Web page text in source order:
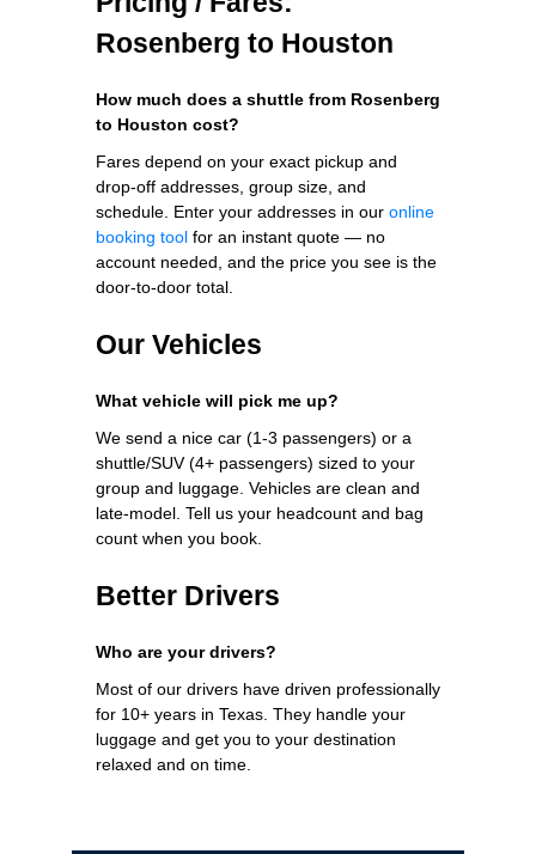
Rosenberg to Houston
How much does a shuttle from Rosenberg
to Houston cost?
Fares depend on your exact pickup and
drop-off addresses, group size, and
schedule. Enter your addresses in our online
booking tool for an instant quote — no
account needed, and the price you see is the
door-to-door total.
Our Vehicles
What vehicle will pick me up?
We send a nice car (1-3 passengers) or a
shuttle/SUV (4+ passengers) sized to your
group and luggage. Vehicles are clean and
late-model. Tell us your headcount and bag
count when you book.
Better Drivers
Who are your drivers?
Most of our drivers have driven professionally
for 10+ years in Texas. They handle your
luggage and get you to your destination
relaxed and on time.